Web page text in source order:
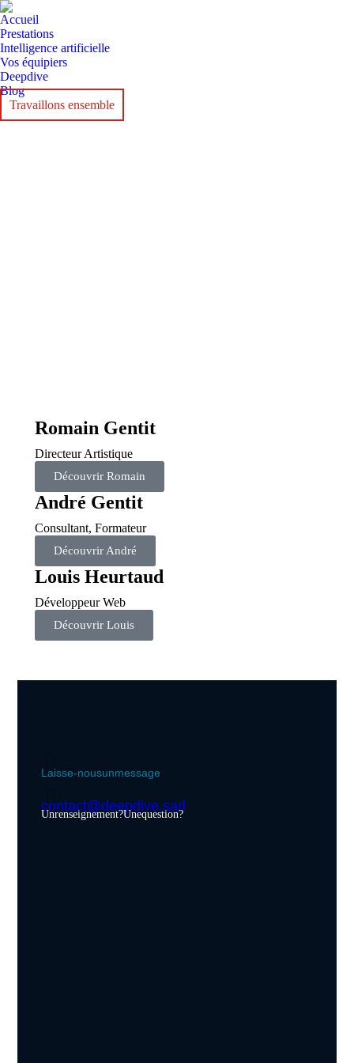
Accueil
Prestations
Intelligence artificielle
Vos équipiers
Deepdive
Blog
Travaillons ensemble
Romain Gentit
Directeur Artistique
Découvrir Romain
André Gentit
Consultant, Formateur
Découvrir André
Louis Heurtaud
Développeur Web
Découvrir Louis
Laisse-nous un message
contact@deepdive.sarl
Un renseignement ? Une question ?